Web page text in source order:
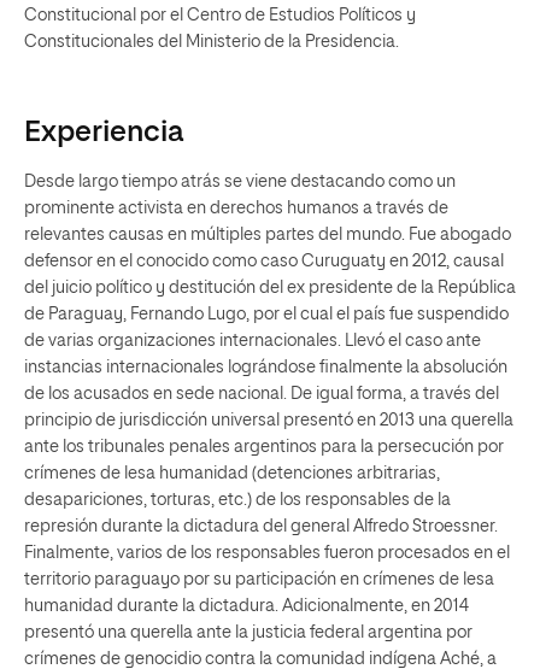
Constitucional por el Centro de Estudios Políticos y
Constitucionales del Ministerio de la Presidencia.
Experiencia
Desde largo tiempo atrás se viene destacando como un
prominente activista en derechos humanos a través de
relevantes causas en múltiples partes del mundo. Fue abogado
defensor en el conocido como caso Curuguaty en 2012, causal
del juicio político y destitución del ex presidente de la República
de Paraguay, Fernando Lugo, por el cual el país fue suspendido
de varias organizaciones internacionales. Llevó el caso ante
instancias internacionales lográndose finalmente la absolución
de los acusados en sede nacional. De igual forma, a través del
principio de jurisdicción universal presentó en 2013 una querella
ante los tribunales penales argentinos para la persecución por
crímenes de lesa humanidad (detenciones arbitrarias,
desapariciones, torturas, etc.) de los responsables de la
represión durante la dictadura del general Alfredo Stroessner.
Finalmente, varios de los responsables fueron procesados en el
territorio paraguayo por su participación en crímenes de lesa
humanidad durante la dictadura. Adicionalmente, en 2014
presentó una querella ante la justicia federal argentina por
crímenes de genocidio contra la comunidad indígena Aché, a